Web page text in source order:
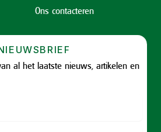
Ons contacteren
al het laatste nieuws, artikelen en